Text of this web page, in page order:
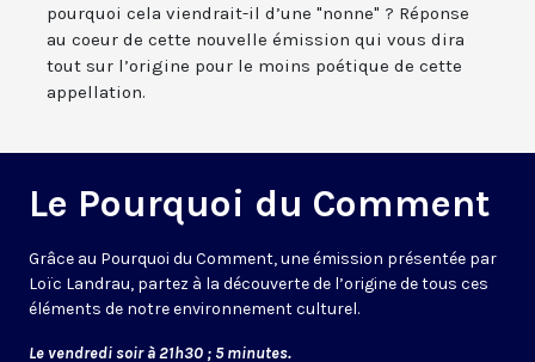
pourquoi cela viendrait-il d’une "nonne" ? Réponse
au coeur de cette nouvelle émission qui vous dira
tout sur l’origine pour le moins poétique de cette
appellation.
Le Pourquoi du Comment
Grâce au Pourquoi du Comment, une émission présentée par
Loïc Landrau, partez à la découverte de l’origine de tous ces
éléments de notre environnement culturel.
Le vendredi soir à 21h30 ; 5 minutes.